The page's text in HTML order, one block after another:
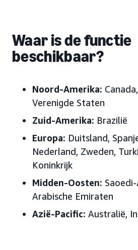
Waar is de functie
beschikbaar?
Noord-Amerika:
Verenigde Staten
Zuid-Amerika: Brazilië
Europa: Duitsland,
Nederland, Zweden,
Koninkrijk
Midden-Oosten:
Arabische Emiraten
Azië-Pacific: Australië,